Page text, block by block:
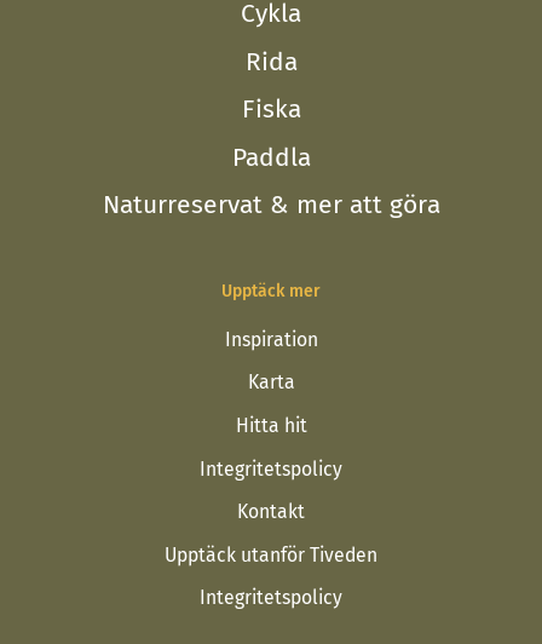
Cykla
Rida
Fiska
Paddla
Naturreservat & mer att göra
Upptäck mer
Inspiration
Karta
Hitta hit
Integritetspolicy
Kontakt
Upptäck utanför Tiveden
Integritetspolicy